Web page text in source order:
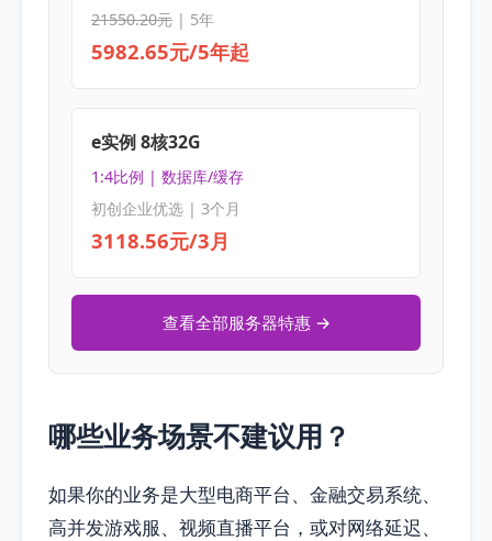
21550.20元| 5年
5982.65元/5年起
e实例 8核32G
1:4比例 | 数据库/缓存
初创企业优选 | 3个月
3118.56元/3月
查看全部服务器特惠 →
哪些业务场景不建议用？
如果你的业务是大型电商平台、金融交易系统、
高并发游戏服、视频直播平台，或对网络延迟、